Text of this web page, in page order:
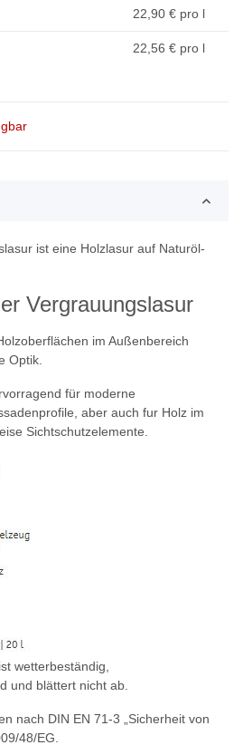
22,90 € pro l
22,56 € pro l
ist eine Holzlasur auf Naturöl-
Vergrauungslasur
im Außenbereich
Optik.
für moderne
aber auch fur Holz im
Sichtschutzelemente.
wetterbeständig,
und blättert nicht ab.
nach DIN EN 71-3 „Sicherheit von
48/EG.